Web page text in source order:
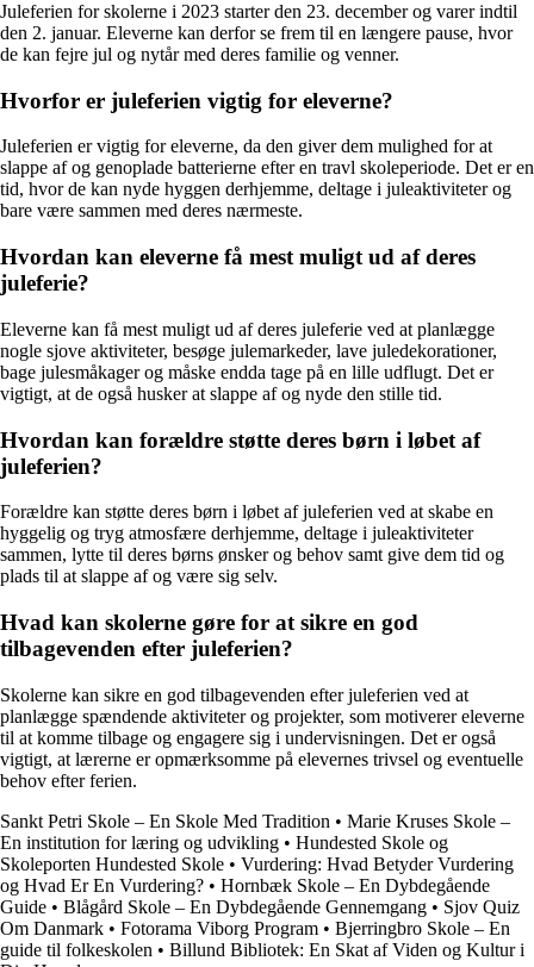
Juleferien for skolerne i 2023 starter den 23. december og varer indtil
den 2. januar. Eleverne kan derfor se frem til en længere pause, hvor
de kan fejre jul og nytår med deres familie og venner.
Hvorfor er juleferien vigtig for eleverne?
Juleferien er vigtig for eleverne, da den giver dem mulighed for at
slappe af og genoplade batterierne efter en travl skoleperiode. Det er en
tid, hvor de kan nyde hyggen derhjemme, deltage i juleaktiviteter og
bare være sammen med deres nærmeste.
Hvordan kan eleverne få mest muligt ud af deres
juleferie?
Eleverne kan få mest muligt ud af deres juleferie ved at planlægge
nogle sjove aktiviteter, besøge julemarkeder, lave juledekorationer,
bage julesmåkager og måske endda tage på en lille udflugt. Det er
vigtigt, at de også husker at slappe af og nyde den stille tid.
Hvordan kan forældre støtte deres børn i løbet af
juleferien?
Forældre kan støtte deres børn i løbet af juleferien ved at skabe en
hyggelig og tryg atmosfære derhjemme, deltage i juleaktiviteter
sammen, lytte til deres børns ønsker og behov samt give dem tid og
plads til at slappe af og være sig selv.
Hvad kan skolerne gøre for at sikre en god
tilbagevenden efter juleferien?
Skolerne kan sikre en god tilbagevenden efter juleferien ved at
planlægge spændende aktiviteter og projekter, som motiverer eleverne
til at komme tilbage og engagere sig i undervisningen. Det er også
vigtigt, at lærerne er opmærksomme på elevernes trivsel og eventuelle
behov efter ferien.
Sankt Petri Skole – En Skole Med Tradition • Marie Kruses Skole –
En institution for læring og udvikling • Hundested Skole og
Skoleporten Hundested Skole • Vurdering: Hvad Betyder Vurdering
og Hvad Er En Vurdering? • Hornbæk Skole – En Dybdegående
Guide • Blågård Skole – En Dybdegående Gennemgang • Sjov Quiz
Om Danmark • Fotorama Viborg Program • Bjerringbro Skole – En
guide til folkeskolen • Billund Bibliotek: En Skat af Viden og Kultur i